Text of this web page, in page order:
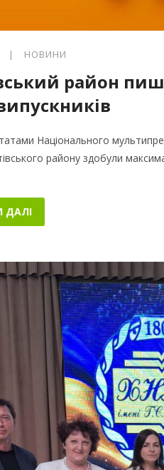
| НОВИНИ
район
Національного
району здобули
ДАЛІ